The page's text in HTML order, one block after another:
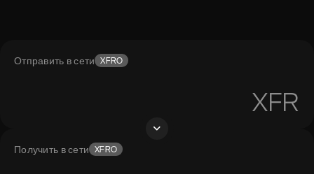
Отправить в сети XFRO
XFR
Получить в сети XFRO